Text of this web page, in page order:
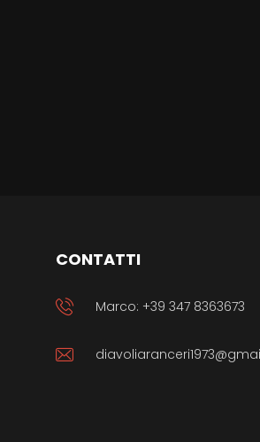
CONTATTI
Marco: +39 347 8363673